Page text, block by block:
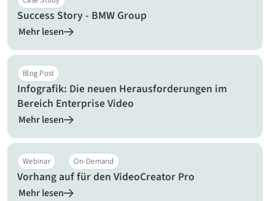
Success Story - BMW Group
Mehr lesen
Blog Post
Infografik: Die neuen Herausforderungen im
Bereich Enterprise Video
Mehr lesen
Webinar On-Demand
Vorhang auf für den VideoCreator Pro
Mehr lesen